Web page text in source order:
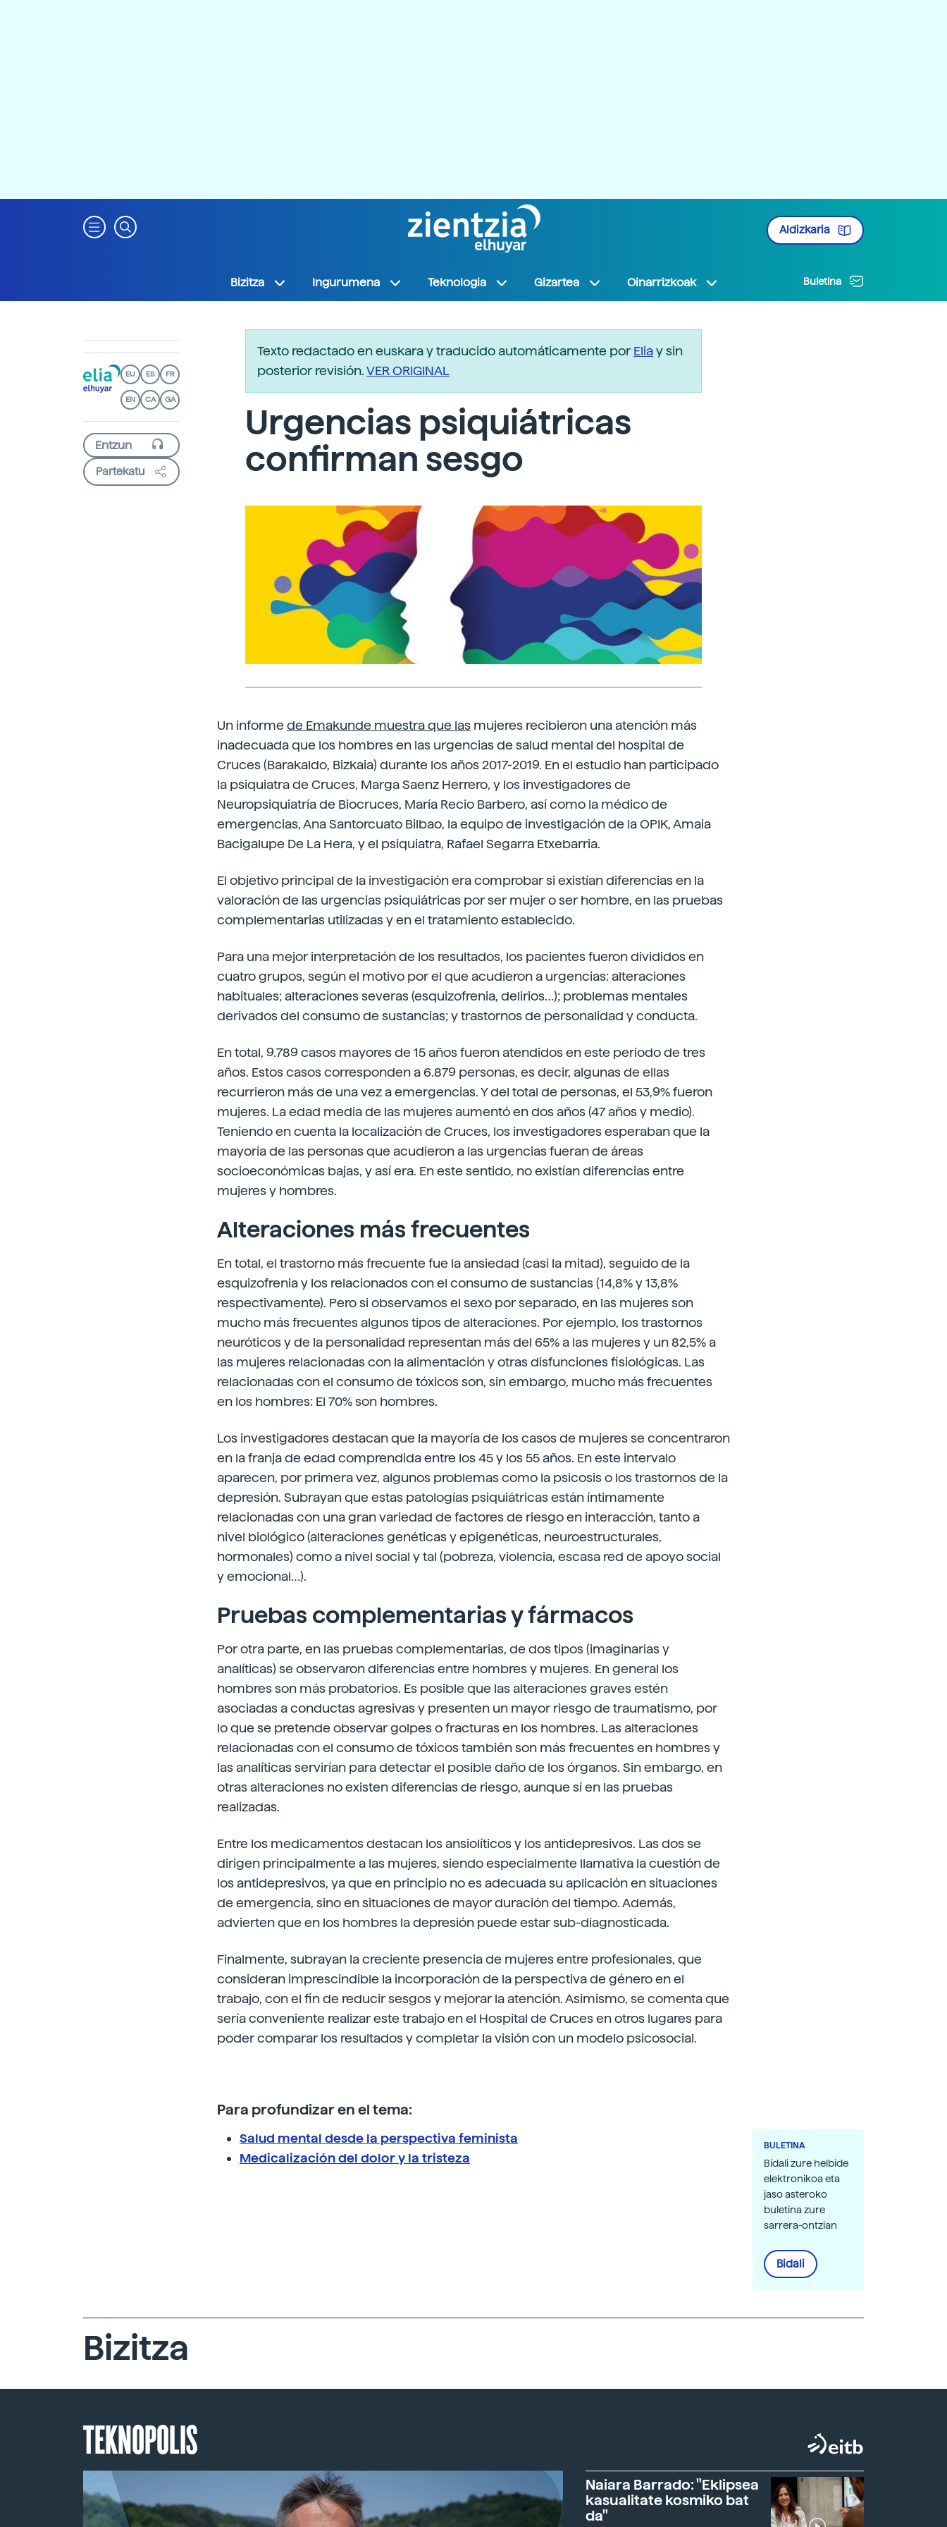
Aldizkaria
Bizitza Ingurumena Teknologia Gizartea Oinarrizkoak Buletina
EU ES FR
EN CA GA
Partekatu
Texto redactado en euskara y traducido automáticamente porEliay sin
posterior revisión.VER ORIGINAL
Urgencias psiquiátricas
confirman sesgo
Un informe de Emakunde muestra que las mujeres recibieron una atención más
inadecuada que los hombres en las urgencias de salud mental del hospital de
Cruces (Barakaldo, Bizkaia) durante los años 2017-2019. En el estudio han participado
la psiquiatra de Cruces, Marga Saenz Herrero, y los investigadores de
Neuropsiquiatría de Biocruces, María Recio Barbero, así como la médico de
emergencias, Ana Santorcuato Bilbao, la equipo de investigación de la OPIK, Amaia
Bacigalupe De La Hera, y el psiquiatra, Rafael Segarra Etxebarria.
El objetivo principal de la investigación era comprobar si existían diferencias en la
valoración de las urgencias psiquiátricas por ser mujer o ser hombre, en las pruebas
complementarias utilizadas y en el tratamiento establecido.
Para una mejor interpretación de los resultados, los pacientes fueron divididos en
cuatro grupos, según el motivo por el que acudieron a urgencias: alteraciones
habituales; alteraciones severas (esquizofrenia, delirios…); problemas mentales
derivados del consumo de sustancias; y trastornos de personalidad y conducta.
En total, 9.789 casos mayores de 15 años fueron atendidos en este periodo de tres
años. Estos casos corresponden a 6.879 personas, es decir, algunas de ellas
recurrieron más de una vez a emergencias. Y del total de personas, el 53,9% fueron
mujeres. La edad media de las mujeres aumentó en dos años (47 años y medio).
Teniendo en cuenta la localización de Cruces, los investigadores esperaban que la
mayoría de las personas que acudieron a las urgencias fueran de áreas
socioeconómicas bajas, y así era. En este sentido, no existían diferencias entre
mujeres y hombres.
Alteraciones más frecuentes
En total, el trastorno más frecuente fue la ansiedad (casi la mitad), seguido de la
esquizofrenia y los relacionados con el consumo de sustancias (14,8% y 13,8%
respectivamente). Pero si observamos el sexo por separado, en las mujeres son
mucho más frecuentes algunos tipos de alteraciones. Por ejemplo, los trastornos
neuróticos y de la personalidad representan más del 65% a las mujeres y un 82,5% a
las mujeres relacionadas con la alimentación y otras disfunciones fisiológicas. Las
relacionadas con el consumo de tóxicos son, sin embargo, mucho más frecuentes
en los hombres: El 70% son hombres.
Los investigadores destacan que la mayoría de los casos de mujeres se concentraron
en la franja de edad comprendida entre los 45 y los 55 años. En este intervalo
aparecen, por primera vez, algunos problemas como la psicosis o los trastornos de la
depresión. Subrayan que estas patologías psiquiátricas están íntimamente
relacionadas con una gran variedad de factores de riesgo en interacción, tanto a
nivel biológico (alteraciones genéticas y epigenéticas, neuroestructurales,
hormonales) como a nivel social y tal (pobreza, violencia, escasa red de apoyo social
y emocional…).
Pruebas complementarias y fármacos
Por otra parte, en las pruebas complementarias, de dos tipos (imaginarias y
analíticas) se observaron diferencias entre hombres y mujeres. En general los
hombres son más probatorios. Es posible que las alteraciones graves estén
asociadas a conductas agresivas y presenten un mayor riesgo de traumatismo, por
lo que se pretende observar golpes o fracturas en los hombres. Las alteraciones
relacionadas con el consumo de tóxicos también son más frecuentes en hombres y
las analíticas servirían para detectar el posible daño de los órganos. Sin embargo, en
otras alteraciones no existen diferencias de riesgo, aunque sí en las pruebas
realizadas.
Entre los medicamentos destacan los ansiolíticos y los antidepresivos. Las dos se
dirigen principalmente a las mujeres, siendo especialmente llamativa la cuestión de
los antidepresivos, ya que en principio no es adecuada su aplicación en situaciones
de emergencia, sino en situaciones de mayor duración del tiempo. Además,
advierten que en los hombres la depresión puede estar sub-diagnosticada.
Finalmente, subrayan la creciente presencia de mujeres entre profesionales, que
consideran imprescindible la incorporación de la perspectiva de género en el
trabajo, con el fin de reducir sesgos y mejorar la atención. Asimismo, se comenta que
sería conveniente realizar este trabajo en el Hospital de Cruces en otros lugares para
poder comparar los resultados y completar la visión con un modelo psicosocial.
Para profundizar en el tema:
Salud mental desde la perspectiva feminista
Medicalización del dolor y la tristeza
BULETINA
Bidali zure helbide
elektronikoa eta
jaso asteroko
buletina zure
sarrera-ontzian
Bidali
Bizitza
TEKNOPOLIS
Naiara Barrado: "Eklipsea
kasualitate kosmiko bat
da"